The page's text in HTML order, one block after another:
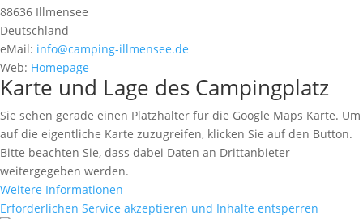
88636 Illmensee
Deutschland
eMail: info@camping-illmensee.de
Web: Homepage
Karte und Lage des Campingplatz
Sie sehen gerade einen Platzhalter für die Google Maps Karte. Um
auf die eigentliche Karte zuzugreifen, klicken Sie auf den Button.
Bitte beachten Sie, dass dabei Daten an Drittanbieter
weitergegeben werden.
Weitere Informationen
Erforderlichen Service akzeptieren und Inhalte entsperren